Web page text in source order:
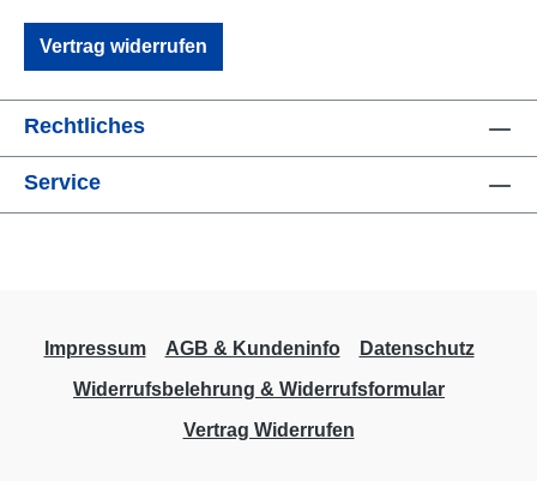
Vertrag widerrufen
Rechtliches
Service
Impressum AGB & Kundeninfo
Datenschutz
Widerrufsbelehrung & Widerrufsformular
Vertrag Widerrufen